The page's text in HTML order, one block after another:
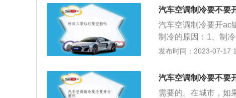
当然不用开AC，只
的热循环，把通过
热，车辆刚启动防冻
C是制冷键，也是空
要“制冷”，汽车完全
汽车空调制冷要不要
汽车空调制冷要开ac
制冷的原因：1、制
冷剂循环不良；3、
部件是否有损导致制
汽车空调的作用：1
发布时间：2023-07-17
汽车空调制冷要不要
需要的。在城市，如